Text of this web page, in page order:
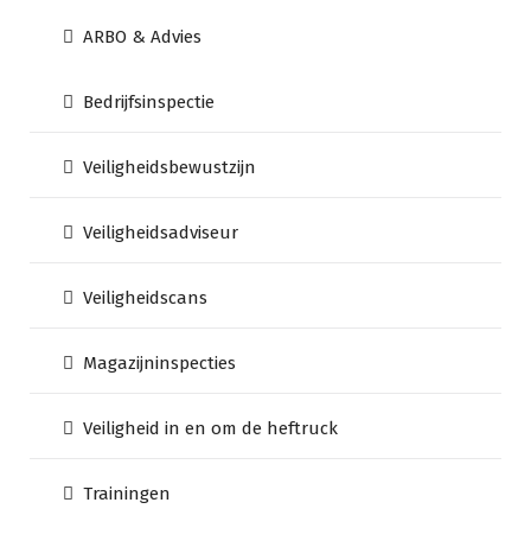
ARBO & Advies
Bedrijfsinspectie
Veiligheidsbewustzijn
Veiligheidsadviseur
Veiligheidscans
Magazijninspecties
Veiligheid in en om de heftruck
Trainingen